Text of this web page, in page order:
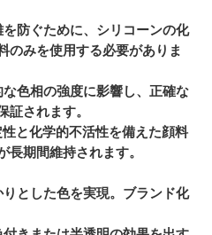
防ぐために、シリコーンの化
のみを使用する必要がありま
色相の強度に影響し、正確な
されます。
と化学的不活性を備えた顔料
期間維持されます。
とした色を実現。ブランド化